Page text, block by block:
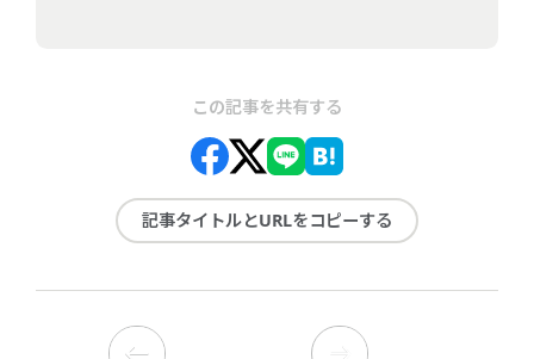
この記事を共有する
記事タイトルとURLをコピーする